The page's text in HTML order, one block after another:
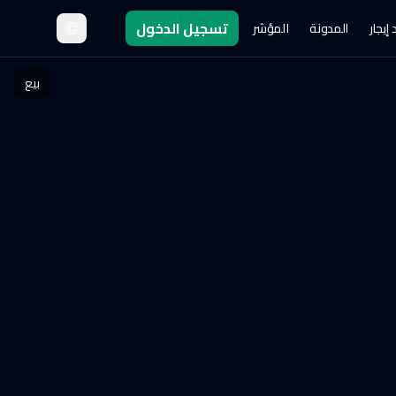
المدونة المؤشر تسجيل الدخول
بيع